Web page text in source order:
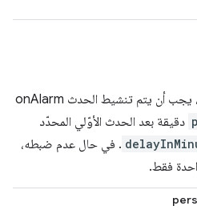
في حال ضبط هذه السمة، يجب أن يتم تنشيط الحدث onAlarm
دقيقة بعد الحدث الأوّلي المحدّد
. في حال عدم ضبطه،
فقط.